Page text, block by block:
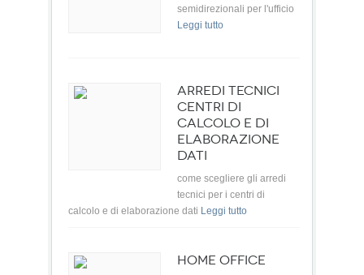
semidirezionali per l'ufficio
Leggi tutto
ARREDI TECNICI
CENTRI DI
CALCOLO E DI
ELABORAZIONE
DATI
come scegliere gli arredi
tecnici per i centri di
calcolo e di elaborazione dati Leggi tutto
HOME OFFICE